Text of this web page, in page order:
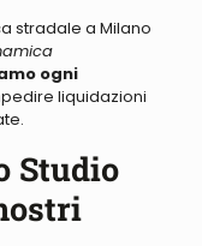
stradale a Milano
ogni
liquidazioni
Studio